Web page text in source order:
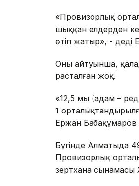
«Провизорлық
шыққан елдерден
өтіп жатыр», - деді
Оның айтуынша,
расталған жоқ.
«12,5 мың (адам –
1
Ержан Бабақұмаров
Бүгінде Алматыда
Провизорлық
зертхана сынамасы